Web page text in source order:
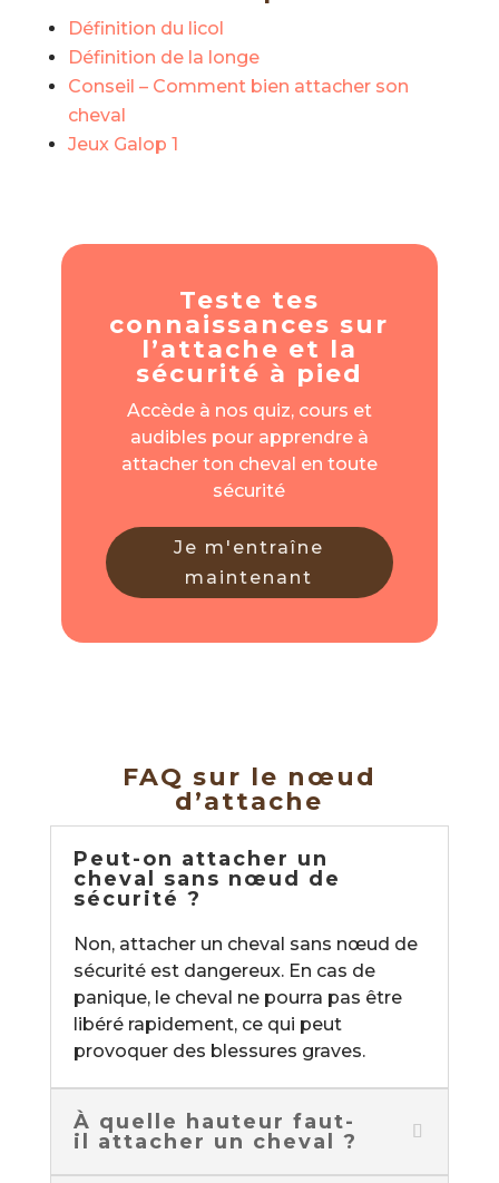
Définition du licol
Définition de la longe
Conseil – Comment bien attacher son
cheval
Jeux Galop 1
Teste tes
connaissances sur
l’attache et la
sécurité à pied
Accède à nos quiz, cours et
audibles pour apprendre à
attacher ton cheval en toute
sécurité
Je m'entraîne
maintenant
FAQ sur le nœud
d’attache
Peut-on attacher un
cheval sans nœud de
sécurité ?
Non, attacher un cheval sans nœud de
sécurité est dangereux. En cas de
panique, le cheval ne pourra pas être
libéré rapidement, ce qui peut
provoquer des blessures graves.
À quelle hauteur faut-
il attacher un cheval ?